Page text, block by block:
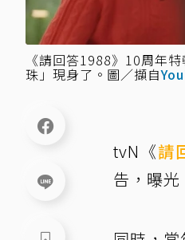
《請回答1988》10周年
珠」現身了。圖／擷自
tvN《請
告，曝